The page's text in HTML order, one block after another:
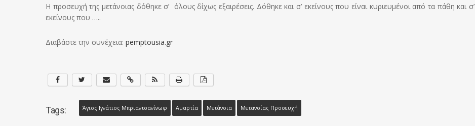
Η προσευχή της μετάνοιας δόθηκε σ’ όλους δίχως εξαιρέσεις. Δόθηκε και σ’ εκείνους που είναι κυριευμένοι από τα πάθη και σ’
εκείνους που …..
Διαβάστε την συνέχεια: pemptousia.gr
Tags: Άγιος Ιγνάτιος Μπριαντσανίνωφ Αμαρτία Μετάνοια Μετανοίας Προσευχή